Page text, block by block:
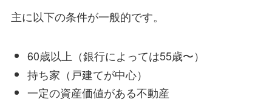
主に以下の条件が一般的です。
60歳以上（銀行によっては55歳〜）
持ち家（戸建てが中心）
一定の資産価値がある不動産